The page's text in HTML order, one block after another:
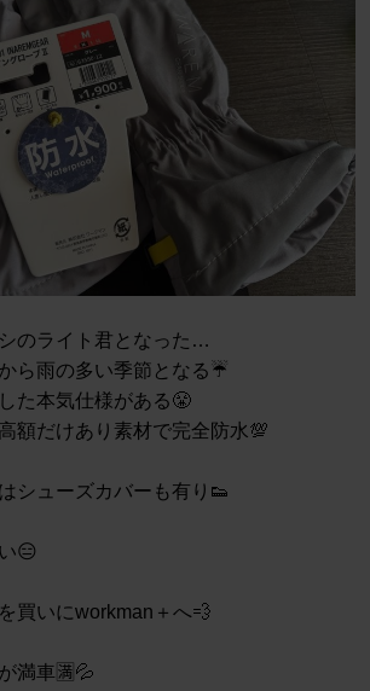
のライト君となった…
ら雨の多い季節となる☔️
た本気仕様がある😤
額だけあり素材で完全防水💯
シューズカバーも有り👟
😑
買いにworkman＋へ💨
満車🈵💦